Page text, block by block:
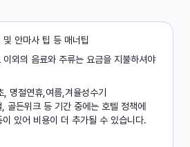
안마사 팁 등 매너팁
외의 음료와 주류는 요금을 지불하셔야
명절연휴,여름,겨율성수기
든위크 등 기간 중에는 호텔 정책에
있어 비용이 더 추가될 수 있습니다.